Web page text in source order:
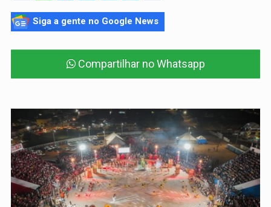
Siga a gente no Google News
Compartilhar no Whatsapp